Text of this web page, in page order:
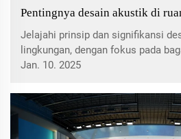
Pentingnya desain akustik di
Jelajahi prinsip dan signifikansi
lingkungan, dengan fokus pada
meningkatkan pengalaman
untuk keberlanjutan dan efisiensi
suara.
Jan. 10. 2025